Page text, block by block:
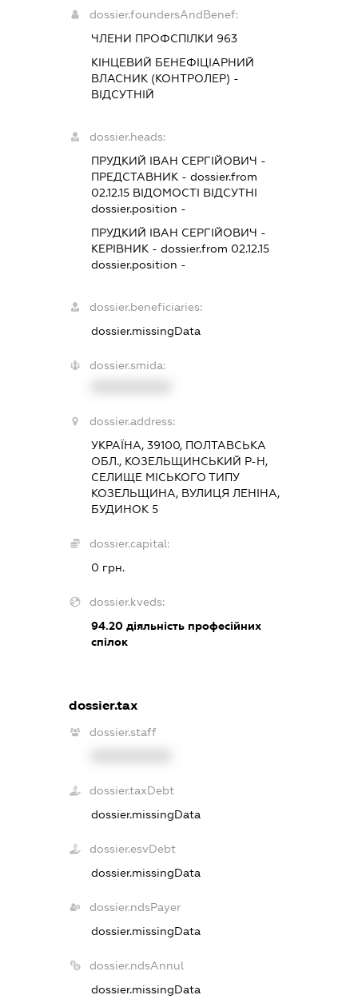
dossier.foundersAndBenef:
ЧЛЕНИ ПРОФСПІЛКИ 963
КІНЦЕВИЙ БЕНЕФІЦІАРНИЙ
ВЛАСНИК (КОНТРОЛЕР) -
ВІДСУТНІЙ
dossier.heads:
ПРУДКИЙ ІВАН СЕРГІЙОВИЧ -
ПРЕДСТАВНИК - dossier.from
02.12.15ВІДОМОСТІ ВІДСУТНІ
dossier.position -
ПРУДКИЙ ІВАН СЕРГІЙОВИЧ -
КЕРІВНИК - dossier.from 02.12.15
dossier.position -
dossier.beneficiaries:
dossier.missingData
dossier.smida:
dossier.address:
УКРАЇНА, 39100, ПОЛТАВСЬКА
ОБЛ., КОЗЕЛЬЩИНСЬКИЙ Р-Н,
СЕЛИЩЕ МІСЬКОГО ТИПУ
КОЗЕЛЬЩИНА, ВУЛИЦЯ ЛЕНІНА,
БУДИНОК 5
dossier.capital:
0 грн.
dossier.kveds:
94.20діяльність професійних
спілок
dossier.tax
dossier.staff
dossier.taxDebt
dossier.missingData
dossier.esvDebt
dossier.missingData
dossier.ndsPayer
dossier.missingData
dossier.ndsAnnul
dossier.missingData